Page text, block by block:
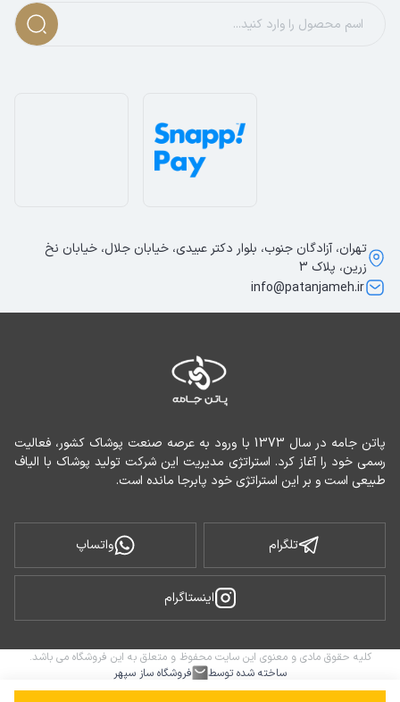
طبیعی است و بر این استراتژی خود پابرجا مانده است.
تلگرام واتساپ
اینستاگرام
تهران، آزادگان جنوب، بلوار دکتر عبیدی، خیابان جلال، خیابان نخ
زرین، پلاک 3
info@patanjameh.ir
کلیه حقوق مادی و معنوی این سایت محفوظ و متعلق به این فروشگاه می باشد.
ساخته شده توسط
فروشگاه ساز سپهر